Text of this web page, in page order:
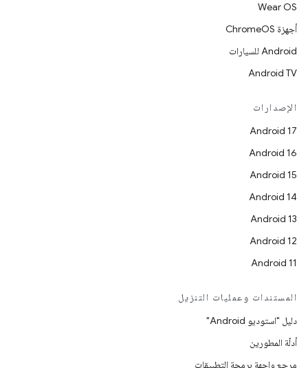
Wear OS
أجهزة ChromeOS
Android للسيارات
Android TV
الإصدارات
Android 17
Android 16
Android 15
Android 14
Android 13
Android 12
Android 11
المستندات وعمليات التنزيل
دليل "استوديو Android"
أدلّة المطورين
مرجع واجهة برمجة التطبيقات